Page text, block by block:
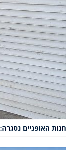
חנות האופניים